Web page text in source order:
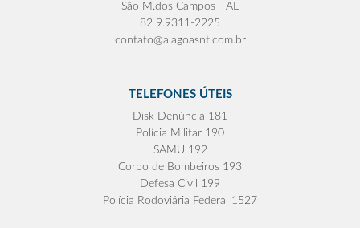
São M.dos Campos - AL
82 9.9311-2225
contato@alagoasnt.com.br
TELEFONES ÚTEIS
Disk Denúncia 181
Polícia Militar 190
SAMU 192
Corpo de Bombeiros 193
Defesa Civil 199
Polícia Rodoviária Federal 1527